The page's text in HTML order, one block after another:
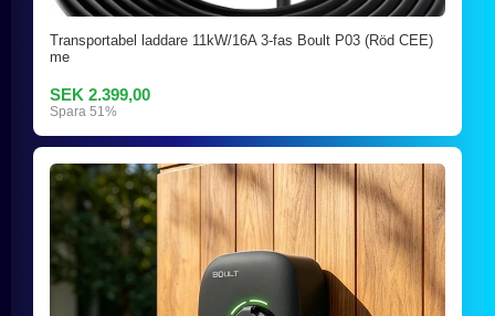
Transportabel laddare 11kW/16A 3-fas Boult P03 (Röd CEE)
me
SEK 2.399,00
Spara 51%